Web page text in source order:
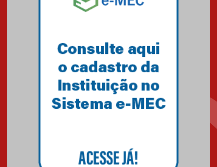
Mackenzie recepciona os
calouros do segundo semestre
Como o Colégio Mackenzie
Brasília prepara seus
estudantes para o PAS antes
mesmo do Ensino Médio
04.08.2026